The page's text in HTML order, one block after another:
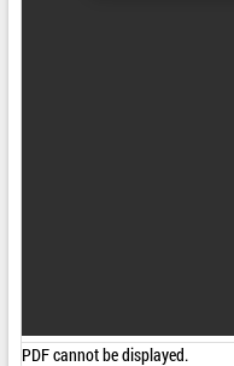
PDF cannot be displayed.